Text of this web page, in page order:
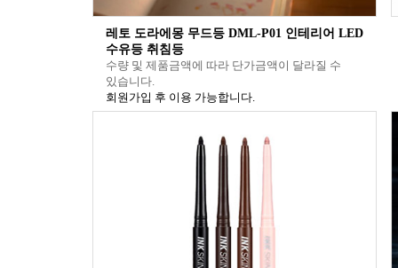
레토 도라에몽 무드등 DML-P01 인테리어 LED
수유등 취침등
수량 및 제품금액에 따라 단가금액이 달라질 수
있습니다.
회원가입 후 이용 가능합니다.